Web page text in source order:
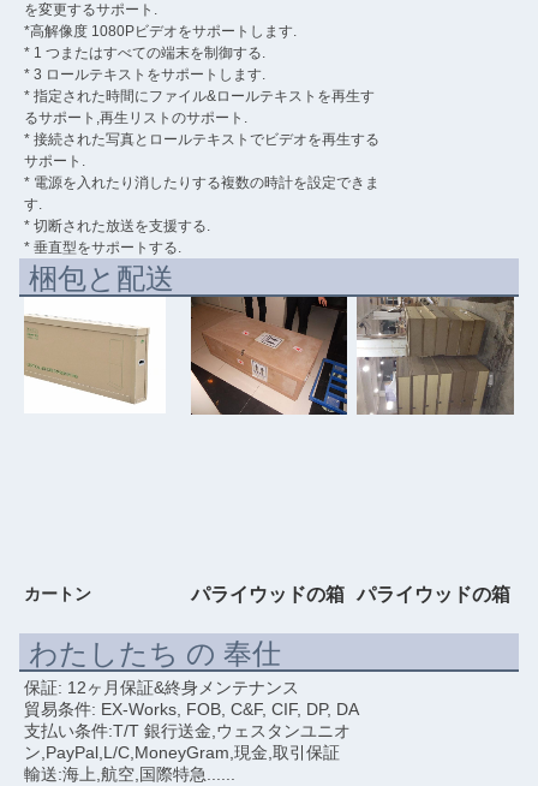
を変更するサポート.
*高解像度 1080Pビデオをサポートします.
* 1 つまたはすべての端末を制御する.
* 3 ロールテキストをサポートします.
* 指定された時間にファイル&ロールテキストを再生す
るサポート,再生リストのサポート.
* 接続された写真とロールテキストでビデオを再生する
サポート.
* 電源を入れたり消したりする複数の時計を設定できま
す.
* 切断された放送を支援する.
* 垂直型をサポートする.
梱包と配送
カートン パライウッドの箱 パライウッドの箱
わたしたち の 奉仕
保証: 12ヶ月保証&終身メンテナンス
貿易条件: EX-Works, FOB, C&F, CIF, DP, DA
支払い条件:T/T 銀行送金,ウェスタンユニオ
ン,PayPal,L/C,MoneyGram,現金,取引保証
輸送:海上,航空,国際特急......